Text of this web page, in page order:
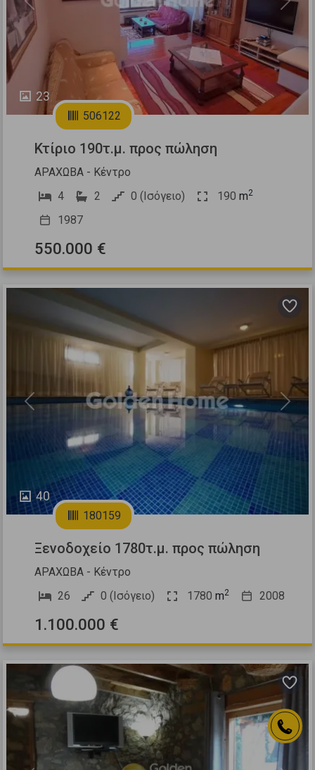
23
Previous Next
506122
Κτίριο 190τ.μ. προς πώληση
ΑΡΑΧΩΒΑ - Κέντρο
4
2 0 (Ισόγειο) 190 m2
1987
550.000 €
40
Previous Next
180159
Ξενοδοχείο 1780τ.μ. προς πώληση
ΑΡΑΧΩΒΑ - Κέντρο
26
0 (Ισόγειο) 1780 m2 2008
1.100.000 €